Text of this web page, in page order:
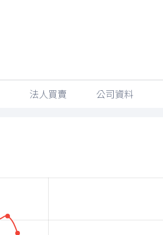
法人買賣 公司資料